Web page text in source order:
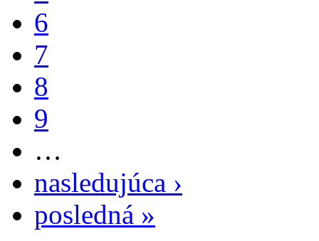
6
7
8
9
…
nasledujúca ›
posledná »